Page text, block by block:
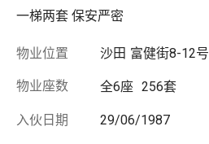
一梯两套 保安严密
物业位置 沙田 富健街8-12号
物业座数 全6座 256套
入伙日期 29/06/1987